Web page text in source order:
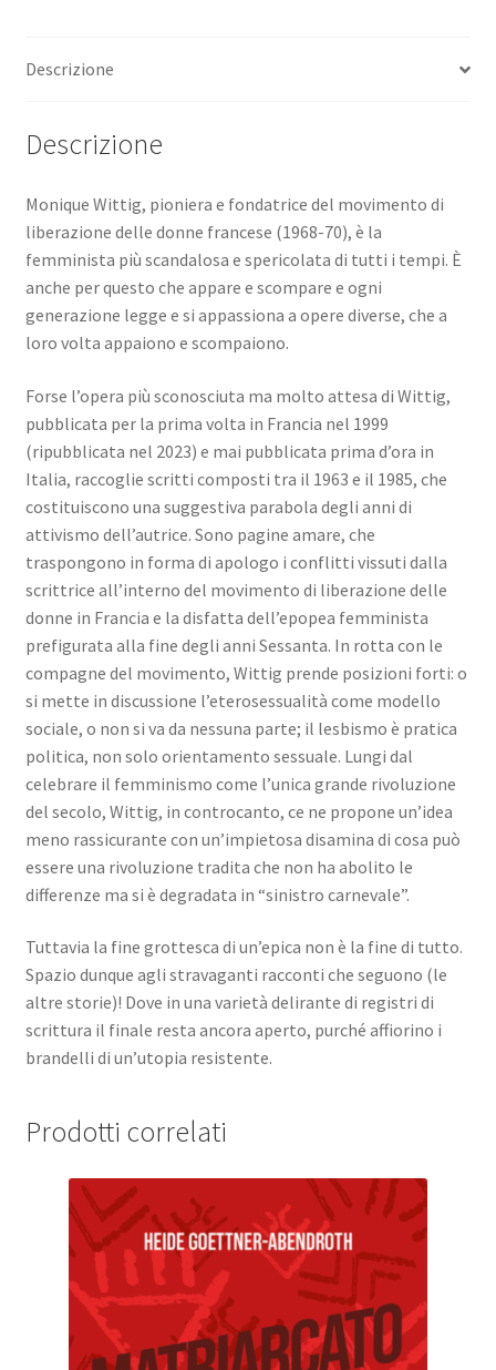
quantità
Descrizione
Descrizione
Monique Wittig, pioniera e fondatrice del movimento di
liberazione delle donne francese (1968-70), è la
femminista più scandalosa e spericolata di tutti i tempi. È
anche per questo che appare e scompare e ogni
generazione legge e si appassiona a opere diverse, che a
loro volta appaiono e scompaiono.
Forse l’opera più sconosciuta ma molto attesa di Wittig,
pubblicata per la prima volta in Francia nel 1999
(ripubblicata nel 2023) e mai pubblicata prima d’ora in
Italia, raccoglie scritti composti tra il 1963 e il 1985, che
costituiscono una suggestiva parabola degli anni di
attivismo dell’autrice. Sono pagine amare, che
traspongono in forma di apologo i conflitti vissuti dalla
scrittrice all’interno del movimento di liberazione delle
donne in Francia e la disfatta dell’epopea femminista
prefigurata alla fine degli anni Sessanta. In rotta con le
compagne del movimento, Wittig prende posizioni forti: o
si mette in discussione l’eterosessualità come modello
sociale, o non si va da nessuna parte; il lesbismo è pratica
politica, non solo orientamento sessuale. Lungi dal
celebrare il femminismo come l’unica grande rivoluzione
del secolo, Wittig, in controcanto, ce ne propone un’idea
meno rassicurante con un’impietosa disamina di cosa può
essere una rivoluzione tradita che non ha abolito le
differenze ma si è degradata in “sinistro carnevale”.
Tuttavia la fine grottesca di un’epica non è la fine di tutto.
Spazio dunque agli stravaganti racconti che seguono (le
altre storie)! Dove in una varietà delirante di registri di
scrittura il finale resta ancora aperto, purché affiorino i
brandelli di un’utopia resistente.
Prodotti correlati